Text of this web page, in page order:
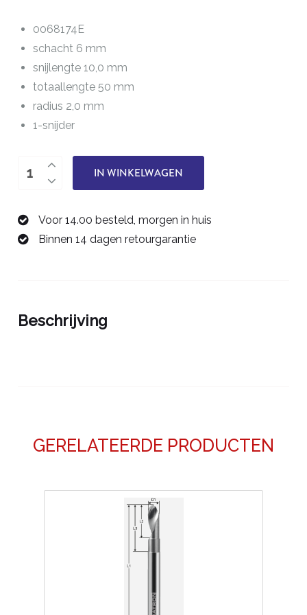
0068174E
schacht 6 mm
snijlengte 10,0 mm
totaallengte 50 mm
radius 2,0 mm
1-snijder
bolfrees
0068174E
aantal
IN WINKELWAGEN
Voor 14.00 besteld, morgen in huis
Binnen 14 dagen retourgarantie
Beschrijving
GERELATEERDE PRODUCTEN